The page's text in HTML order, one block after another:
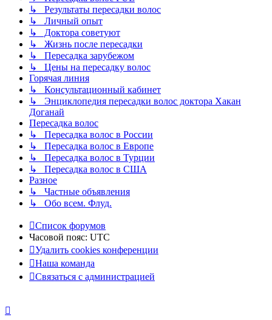
↳ Результаты пересадки волос
↳ Личный опыт
↳ Доктора советуют
↳ Жизнь после пересадки
↳ Пересадка зарубежом
↳ Цены на пересадку волос
Горячая линия
↳ Консультационный кабинет
↳ Энциклопедия пересадки волос доктора Хакан
Доганай
Пересадка волос
↳ Пересадка волос в России
↳ Пересадка волос в Европе
↳ Пересадка волос в Турции
↳ Пересадка волос в США
Разное
↳ Частные объявления
↳ Обо всем. Флуд.
Список форумов
Часовой пояс: UTC
Удалить cookies конференции
Наша команда
Связаться с администрацией